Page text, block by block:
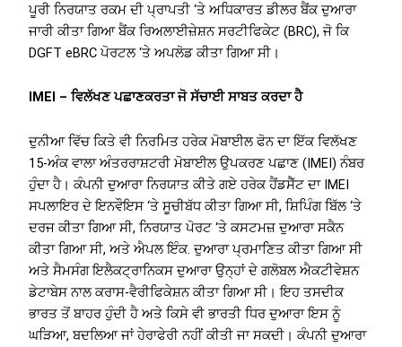
ਪੂਰੀ ਨਿਰਯਾਤ ਰਕਮ ਦੀ ਪ੍ਰਾਪਤੀ ‘ਤੇ ਅਧਿਕਾਰਤ ਡੀਲਰ ਬੈਂਕ ਦੁਆਰਾ
ਜਾਰੀ ਕੀਤਾ ਗਿਆ ਬੈਂਕ ਰਿਅਲਾਈਜ਼ੇਸ਼ਨ ਸਰਟੀਫਿਕੇਟ (BRC), ਜੋ ਕਿ
DGFT eBRC ਪੋਰਟਲ ‘ਤੇ ਅਪਲੋਡ ਕੀਤਾ ਗਿਆ ਸੀ।
IMEI – ਵਿਲੱਖਣ ਪਛਾਣਕਰਤਾ ਜੋ ਸੱਚਾਈ ਸਾਬਤ ਕਰਦਾ ਹੈ
ਦੁਨੀਆ ਵਿੱਚ ਕਿਤੇ ਵੀ ਨਿਰਮਿਤ ਹਰੇਕ ਮੋਬਾਈਲ ਫੋਨ ਦਾ ਇੱਕ ਵਿਲੱਖਣ
15-ਅੰਕ ਵਾਲਾ ਅੰਤਰਰਾਸ਼ਟਰੀ ਮੋਬਾਈਲ ਉਪਕਰਣ ਪਛਾਣ (IMEI) ਨੰਬਰ
ਹੁੰਦਾ ਹੈ। ਕੰਪਨੀ ਦੁਆਰਾ ਨਿਰਯਾਤ ਕੀਤੇ ਗਏ ਹਰੇਕ ਹੈਂਡਸੈੱਟ ਦਾ IMEI
ਸਪਲਾਇਰ ਦੇ ਇਨਵੌਇਸ ‘ਤੇ ਸੂਚੀਬੱਧ ਕੀਤਾ ਗਿਆ ਸੀ, ਸ਼ਿਪਿੰਗ ਬਿੱਲ ‘ਤੇ
ਦਰਜ ਕੀਤਾ ਗਿਆ ਸੀ, ਨਿਰਯਾਤ ਪੋਰਟ ‘ਤੇ ਕਸਟਮਜ਼ ਦੁਆਰਾ ਸਕੈਨ
ਕੀਤਾ ਗਿਆ ਸੀ, ਅਤੇ ਐਪਲ ਇੰਕ. ਦੁਆਰਾ ਪ੍ਰਮਾਣਿਤ ਕੀਤਾ ਗਿਆ ਸੀ
ਅਤੇ ਸੈਮਸੰਗ ਇਲੈਕਟ੍ਰਾਨਿਕਸ ਦੁਆਰਾ ਉਨ੍ਹਾਂ ਦੇ ਗਲੋਬਲ ਐਕਟੀਵੇਸ਼ਨ
ਡੇਟਾਬੇਸ ਨਾਲ ਕਰਾਸ-ਵੈਰੀਫਿਕੇਸ਼ਨ ਕੀਤਾ ਗਿਆ ਸੀ। ਇਹ ਤਸਦੀਕ
ਭਾਰਤ ਤੋਂ ਬਾਹਰ ਹੁੰਦੀ ਹੈ ਅਤੇ ਕਿਸੇ ਵੀ ਭਾਰਤੀ ਧਿਰ ਦੁਆਰਾ ਇਸ ਨੂੰ
ਘੜਿਆ, ਬਦਲਿਆ ਜਾਂ ਹੇਰਾਫੇਰੀ ਨਹੀਂ ਕੀਤੀ ਜਾ ਸਕਦੀ। ਕੰਪਨੀ ਦੁਆਰਾ